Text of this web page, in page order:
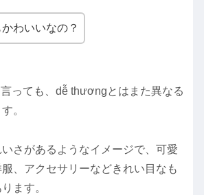
わいいなの？
っても、dễ thươngとはまた異なる
。
さがあるようなイメージで、可愛
、アクセサリーなどきれい目なも
ます。